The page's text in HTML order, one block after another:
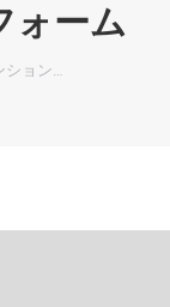
ォーム
ション…